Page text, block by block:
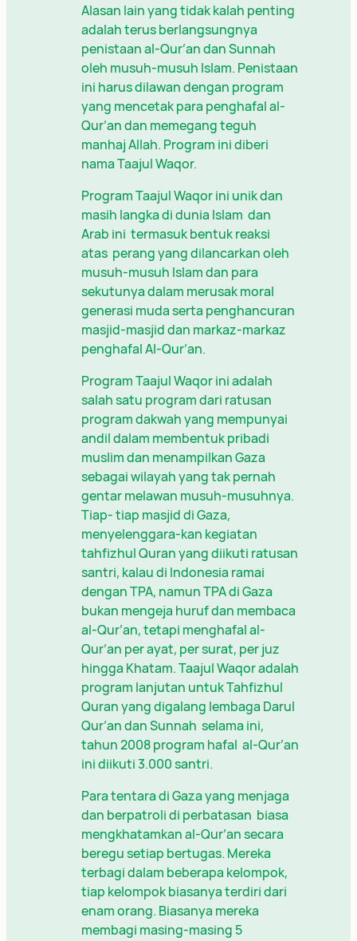
Alasan lain yang tidak kalah penting
adalah terus berlangsungnya
penistaan al-Qur’an dan Sunnah
oleh musuh-musuh Islam. Penistaan
ini harus dilawan dengan program
yang mencetak para penghafal al-
Qur’an dan memegang teguh
manhaj Allah. Program ini diberi
nama Taajul Waqor.
Program Taajul Waqor ini unik dan
masih langka di dunia Islam dan
Arab ini termasuk bentuk reaksi
atas perang yang dilancarkan oleh
musuh-musuh Islam dan para
sekutunya dalam merusak moral
generasi muda serta penghancuran
masjid-masjid dan markaz-markaz
penghafal Al-Qur’an.
Program Taajul Waqor ini adalah
salah satu program dari ratusan
program dakwah yang mempunyai
andil dalam membentuk pribadi
muslim dan menampilkan Gaza
sebagai wilayah yang tak pernah
gentar melawan musuh-musuhnya.
Tiap- tiap masjid di Gaza,
menyelenggara-kan kegiatan
tahfizhul Quran yang diikuti ratusan
santri, kalau di Indonesia ramai
dengan TPA, namun TPA di Gaza
bukan mengeja huruf dan membaca
al-Qur’an, tetapi menghafal al-
Qur’an per ayat, per surat, per juz
hingga Khatam. Taajul Waqor adalah
program lanjutan untuk Tahfizhul
Quran yang digalang lembaga Darul
Qur’an dan Sunnah selama ini,
tahun 2008 program hafal al-Qur’an
ini diikuti 3.000 santri.
Para tentara di Gaza yang menjaga
dan berpatroli di perbatasan biasa
mengkhatamkan al-Qur’an secara
beregu setiap bertugas. Mereka
terbagi dalam beberapa kelompok,
tiap kelompok biasanya terdiri dari
enam orang. Biasanya mereka
membagi masing-masing 5